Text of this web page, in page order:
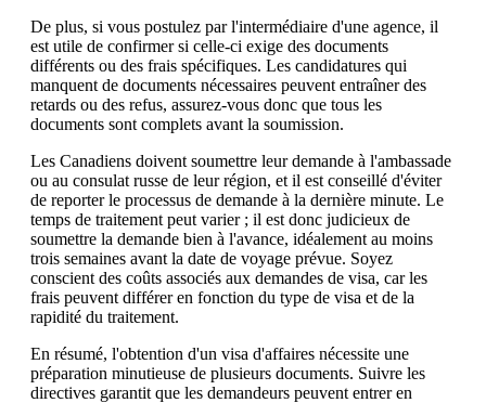
De plus, si vous postulez par l'intermédiaire d'une agence, il
est utile de confirmer si celle-ci exige des documents
différents ou des frais spécifiques. Les candidatures qui
manquent de documents nécessaires peuvent entraîner des
retards ou des refus, assurez-vous donc que tous les
documents sont complets avant la soumission.
Les Canadiens doivent soumettre leur demande à l'ambassade
ou au consulat russe de leur région, et il est conseillé d'éviter
de reporter le processus de demande à la dernière minute. Le
temps de traitement peut varier ; il est donc judicieux de
soumettre la demande bien à l'avance, idéalement au moins
trois semaines avant la date de voyage prévue. Soyez
conscient des coûts associés aux demandes de visa, car les
frais peuvent différer en fonction du type de visa et de la
rapidité du traitement.
En résumé, l'obtention d'un visa d'affaires nécessite une
préparation minutieuse de plusieurs documents. Suivre les
directives garantit que les demandeurs peuvent entrer en